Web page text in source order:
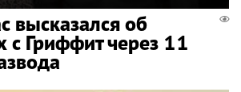
высказался об
с Гриффит через 11